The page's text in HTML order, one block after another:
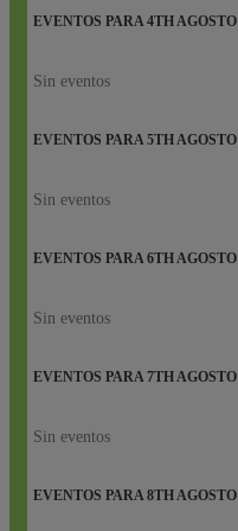
EVENTOS PARA4THAGOSTO
Sin eventos
EVENTOS PARA5THAGOSTO
Sin eventos
EVENTOS PARA6THAGOSTO
Sin eventos
EVENTOS PARA7THAGOSTO
Sin eventos
EVENTOS PARA 8TH AGOSTO